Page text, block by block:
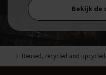
Bekijk de
Reused, recycled and